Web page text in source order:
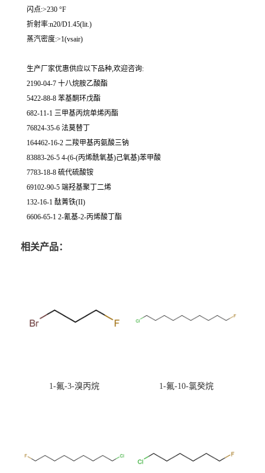
闪点:>230 °F
折射率:n20/D1.45(lit.)
蒸汽密度:>1(vsair)
生产厂家优惠供应以下品种,欢迎咨询:
2190-04-7 十八烷胺乙酸酯
5422-88-8 苯基酮环戊酯
682-11-1 三甲基丙烷单烯丙酯
76824-35-6 法莫替丁
164462-16-2 二羧甲基丙氨酸三钠
83883-26-5 4-(6-(丙烯酰氧基)己氧基)苯甲酸
7783-18-8 硫代硫酸铵
69102-90-5 端羟基聚丁二烯
132-16-1 酞菁铁(II)
6606-65-1 2-氰基-2-丙烯酸丁酯
相关产品：
1-氟-3-溴丙烷 1-氟-10-氯癸烷